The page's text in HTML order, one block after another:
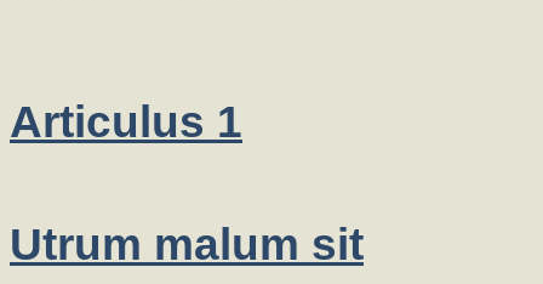
Articulus 1
Utrum malum sit